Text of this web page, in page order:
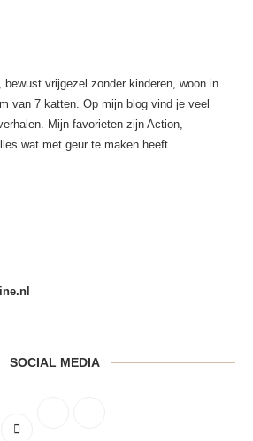
bewust vrijgezel zonder kinderen, woon in
van 7 katten. Op mijn blog vind je veel
Mijn favorieten zijn Action,
wat met geur te maken heeft.
SOCIAL MEDIA